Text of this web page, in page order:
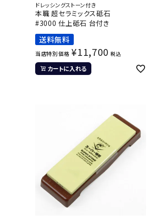
ドレッシングストーン付き
本職 超セラミックス砥石
#3000 仕上砥石 台付き
送料無料
当店特別価格 ¥11,700 税込
カートに入れる